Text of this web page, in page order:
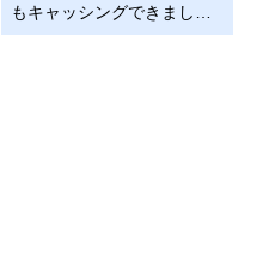
もキャッシングできまし…